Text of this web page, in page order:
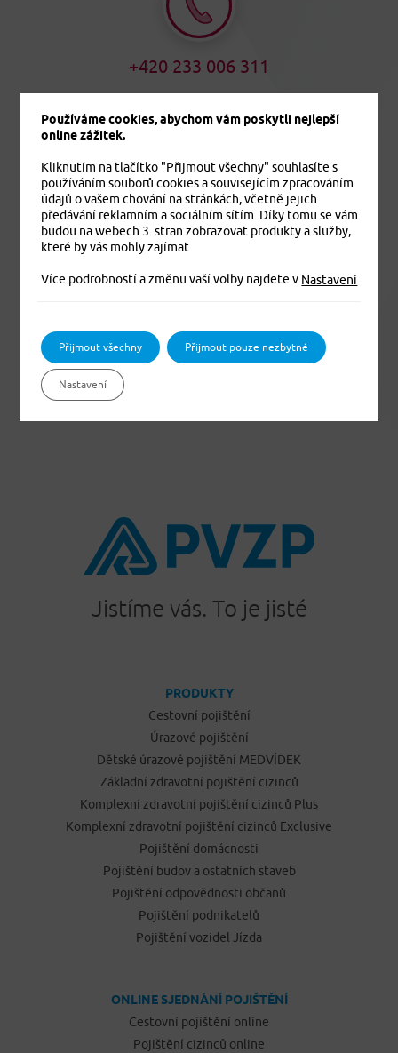
+420 233 006 311
info@pvzp.cz
Jistíme vás. To je jisté
PRODUKTY
Cestovní pojištění
Úrazové pojištění
Dětské úrazové pojištění MEDVÍDEK
Základní zdravotní pojištění cizinců
Komplexní zdravotní pojištění cizinců Plus
Komplexní zdravotní pojištění cizinců Exclusive
Pojištění domácnosti
Pojištění budov a ostatních staveb
Pojištění odpovědnosti občanů
Pojištění podnikatelů
Pojištění vozidel Jízda
ONLINE SJEDNÁNÍ POJIŠTĚNÍ
Cestovní pojištění online
Pojištění cizinců online
Používáme cookies, abychom vám poskytli nejlepší
online zážitek.
Kliknutím na tlačítko "Přijmout všechny" souhlasíte s
používáním souborů cookies a souvisejícím zpracováním
údajů o vašem chování na stránkách, včetně jejich
předávání reklamním a sociálním sítím. Díky tomu se vám
budou na webech 3. stran zobrazovat produkty a služby,
které by vás mohly zajímat.
Více podrobností a změnu vaší volby najdete v Nastavení
Přijmout všechny Přijmout pouze nezbytné
Nastavení